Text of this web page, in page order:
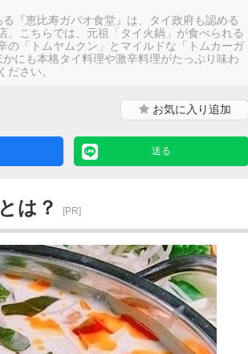
『恵比寿ガパオ食堂』は、タイ政府も認める
。こちらでは、元祖「タイ火鍋」が食べられる
の「トムヤムクン」とマイルドな「トムカーガ
にも本格タイ料理や激辛料理がたっぷり味わ
ださい。
お気に入り追加
送る
は？ [PR]